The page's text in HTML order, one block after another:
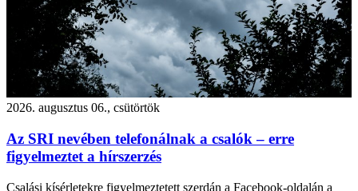
2026. augusztus 06., csütörtök
Az SRI nevében telefonálnak a csalók – erre
figyelmeztet a hírszerzés
Csalási kísérletekre figyelmeztetett szerdán a Facebook-oldalán a